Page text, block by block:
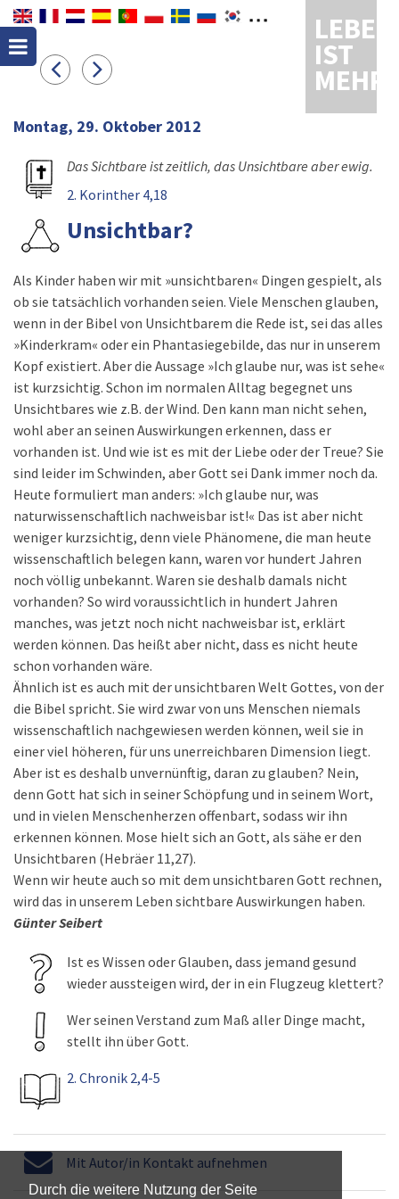
Durch die weitere Nutzung der Seite
LEBEN
IST
MEHR
Montag, 29. Oktober 2012
Das Sichtbare ist zeitlich, das Unsichtbare aber ewig.
2. Korinther 4,18
Unsichtbar?
Als Kinder haben wir mit »unsichtbaren« Dingen gespielt, als
ob sie tatsächlich vorhanden seien. Viele Menschen glauben,
wenn in der Bibel von Unsichtbarem die Rede ist, sei das alles
»Kinderkram« oder ein Phantasiegebilde, das nur in unserem
Kopf existiert. Aber die Aussage »Ich glaube nur, was ist sehe«
ist kurzsichtig. Schon im normalen Alltag begegnet uns
Unsichtbares wie z.B. der Wind. Den kann man nicht sehen,
wohl aber an seinen Auswirkungen erkennen, dass er
vorhanden ist. Und wie ist es mit der Liebe oder der Treue? Sie
sind leider im Schwinden, aber Gott sei Dank immer noch da.
Heute formuliert man anders: »Ich glaube nur, was
naturwissenschaftlich nachweisbar ist!« Das ist aber nicht
weniger kurzsichtig, denn viele Phänomene, die man heute
wissenschaftlich belegen kann, waren vor hundert Jahren
noch völlig unbekannt. Waren sie deshalb damals nicht
vorhanden? So wird voraussichtlich in hundert Jahren
manches, was jetzt noch nicht nachweisbar ist, erklärt
werden können. Das heißt aber nicht, dass es nicht heute
schon vorhanden wäre.
Ähnlich ist es auch mit der unsichtbaren Welt Gottes, von der
die Bibel spricht. Sie wird zwar von uns Menschen niemals
wissenschaftlich nachgewiesen werden können, weil sie in
einer viel höheren, für uns unerreichbaren Dimension liegt.
Aber ist es deshalb unvernünftig, daran zu glauben? Nein,
denn Gott hat sich in seiner Schöpfung und in seinem Wort,
und in vielen Menschenherzen offenbart, sodass wir ihn
erkennen können. Mose hielt sich an Gott, als sähe er den
Unsichtbaren (Hebräer 11,27).
Wenn wir heute auch so mit dem unsichtbaren Gott rechnen,
wird das in unserem Leben sichtbare Auswirkungen haben.
Günter Seibert
Ist es Wissen oder Glauben, dass jemand gesund
wieder aussteigen wird, der in ein Flugzeug klettert?
Wer seinen Verstand zum Maß aller Dinge macht,
stellt ihn über Gott.
2. Chronik 2,4-5
Mit Autor/in Kontakt aufnehmen